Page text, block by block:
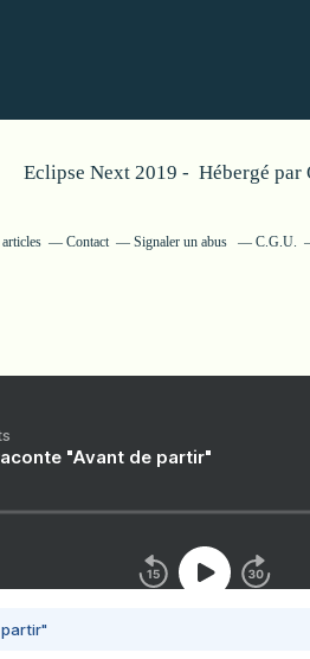
Eclipse Next 2019 - Hébergé par
Contact Signaler un abus C.G.U.
"Avant de partir"
partir"